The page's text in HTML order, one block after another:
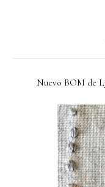
Nuevo BOM de